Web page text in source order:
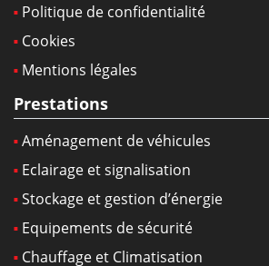
Politique de confidentialité
Cookies
Mentions légales
Prestations
Aménagement de véhicules
Eclairage et signalisation
Stockage et gestion d’énergie
Equipements de sécurité
Chauffage et Climatisation